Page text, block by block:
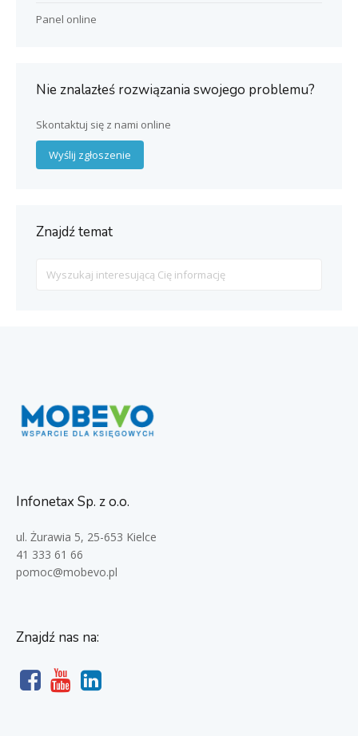
Panel online
Nie znalazłeś rozwiązania swojego problemu?
Skontaktuj się z nami online
Wyślij zgłoszenie
Znajdź temat
For
Infonetax Sp. z o.o.
ul. Żurawia 5, 25-653 Kielce
41 333 61 66
pomoc@mobevo.pl
Znajdź nas na: